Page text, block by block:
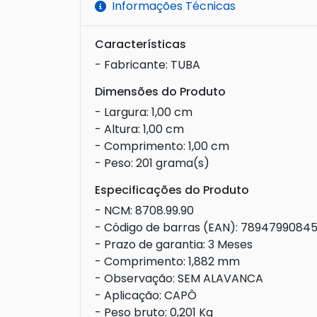
Informações Técnicas
Características
- Fabricante: TUBA
Dimensões do Produto
- Largura: 1,00 cm
- Altura: 1,00 cm
- Comprimento: 1,00 cm
- Peso: 201 grama(s)
Especificações do Produto
- NCM: 8708.99.90
- Código de barras (EAN):
- Prazo de garantia: 3 Meses
- Comprimento: 1,882 mm
- Observação: SEM ALAVANCA
- Aplicação: CAPÔ
- Peso bruto: 0,201 Kg